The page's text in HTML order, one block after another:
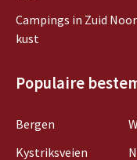
Campings in Zuid
kust
Populaire
Bergen
Kystriksveien